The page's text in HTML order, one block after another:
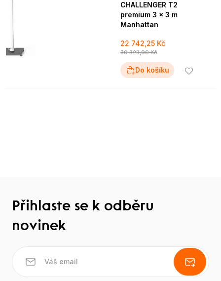
CHALLENGER T2
premium 3 x 3 m
Manhattan
22 742,25 Kč
30 323,00 Kč
Do košíku
Přihlaste se k odběru
novinek